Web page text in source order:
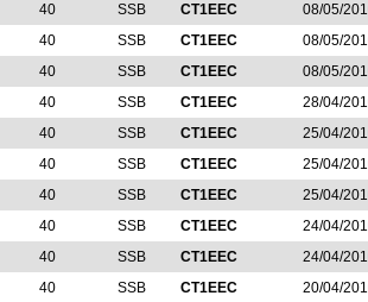
40 SSB CT1EEC
08/05/
40 SSB CT1EEC
08/05/
40 SSB CT1EEC
08/05/
40 SSB CT1EEC
28/04/
40 SSB CT1EEC
25/04/
40 SSB CT1EEC
25/04/
40 SSB CT1EEC
25/04/
40 SSB CT1EEC
24/04/
40 SSB CT1EEC
24/04/
40 SSB CT1EEC
20/04/